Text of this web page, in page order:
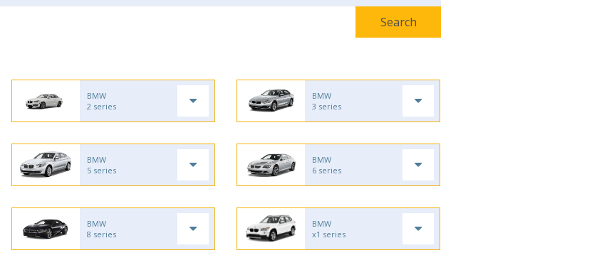
BMW
2 series
BMW
3 series
BMW
5 series
BMW
6 series
BMW
8 series
BMW
x1 series